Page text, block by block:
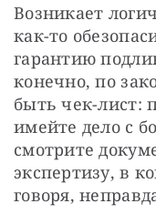
Возникает
как-то
гарантию
конечно, по
быть чек-лист:
имейте дело с
смотрите
экспертизу, в
говоря,